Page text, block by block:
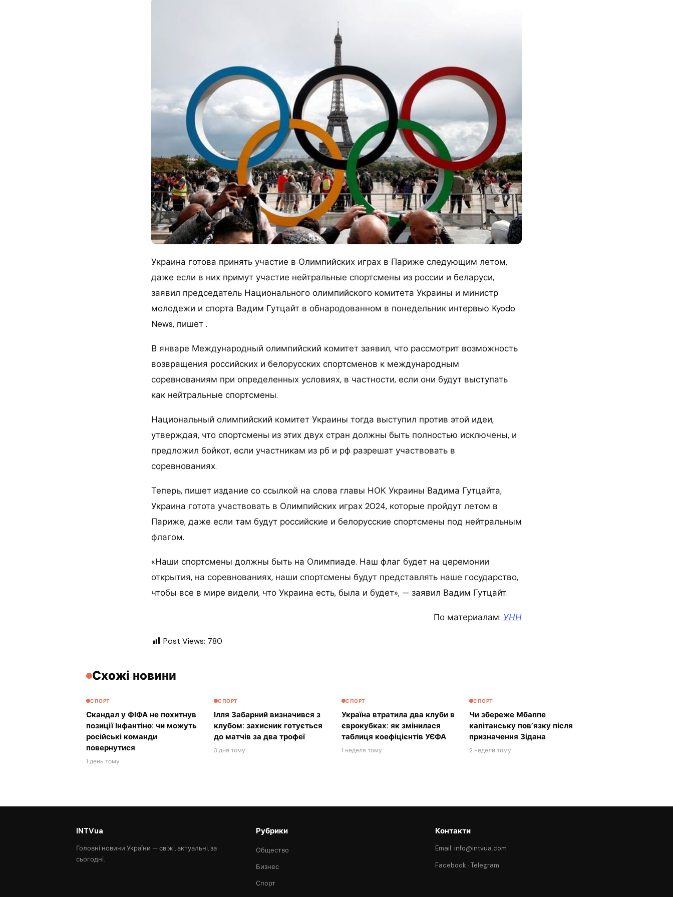
Украина готова принять участие в Олимпийских играх в Париже следующим летом,
даже если в них примут участие нейтральные спортсмены из россии и беларуси,
заявил председатель Национального олимпийского комитета Украины и министр
молодежи и спорта Вадим Гутцайт в обнародованном в понедельник интервью Kyodo
News, пишет .
В январе Международный олимпийский комитет заявил, что рассмотрит возможность
возвращения российских и белорусских спортсменов к международным
соревнованиям при определенных условиях, в частности, если они будут выступать
как нейтральные спортсмены.
Национальный олимпийский комитет Украины тогда выступил против этой идеи,
утверждая, что спортсмены из этих двух стран должны быть полностью исключены, и
предложил бойкот, если участникам из рб и рф разрешат участвовать в
соревнованиях.
Теперь, пишет издание со ссылкой на слова главы НОК Украины Вадима Гутцайта,
Украина готота участвовать в Олимпийских играх 2024, которые пройдут летом в
Париже, даже если там будут российские и белорусские спортсмены под нейтральным
флагом.
«Наши спортсмены должны быть на Олимпиаде. Наш флаг будет на церемонии
открытия, на соревнованиях, наши спортсмены будут представлять наше государство,
чтобы все в мире видели, что Украина есть, была и будет», — заявил Вадим Гутцайт.
По материалам: УНН
Post Views: 780
Схожі новини
СПОРТ
Скандал у ФІФА не похитнув
позиції Інфантіно: чи можуть
російські команди
повернутися
1 день тому
СПОРТ
Ілля Забарний визначився з
клубом: захисник готується
до матчів за два трофеї
3 дня тому
СПОРТ
Україна втратила два клуби в
єврокубках: як змінилася
таблиця коефіцієнтів УЄФА
1 неделя тому
СПОРТ
Чи збереже Мбаппе
капітанську пов’язку після
призначення Зідана
2 недели тому
INTVua
Головні новини України — свіжі, актуальні, за
сьогодні.
Рубрики
Общество
Бизнес
Спорт
Контакти
Email: info@intvua.com
Facebook ·Telegram